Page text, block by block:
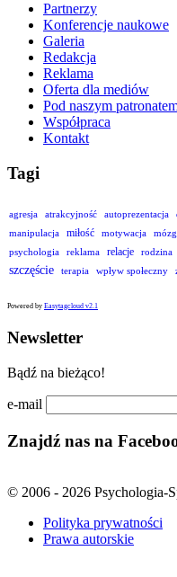
Partnerzy
Konferencje naukowe
Galeria
Redakcja
Reklama
Oferta dla mediów
Pod naszym
Współpraca
Kontakt
Tagi
agresja atrakcyjność autoprezentacja
manipulacja
miłość motywacja mózg
psychologia
reklama relacje rodzina
szczęście terapia wpływ społeczny
Powered by Easytagcloud v2.1
Newsletter
Bądź na bieżąco!
e-mail
Znajdź nas na
© 2006 - 2026 Psychologia-
Polityka prywatności
Prawa autorskie